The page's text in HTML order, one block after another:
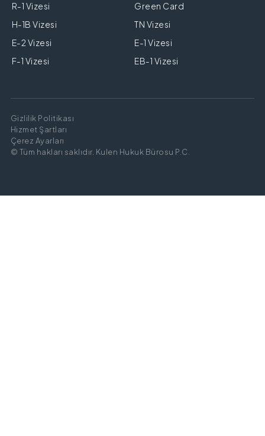
R-1 Vizesi
Green Card
H-1B Vizesi
TN Vizesi
E-2 Vizesi
E-1 Vizesi
F-1 Vizesi
EB-1 Vizesi
© Tüm hakları saklıdır. Kulen Hukuk Bürosu P.C.
Gizlilik Politikası
Hizmet Şartları
Çerez Ayarları